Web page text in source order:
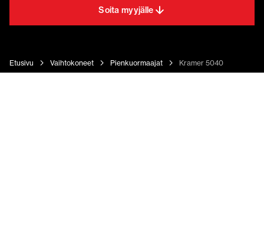
Soita myyjälle
Etusivu Vaihtokoneet Pienkuormaajat Kramer 5040